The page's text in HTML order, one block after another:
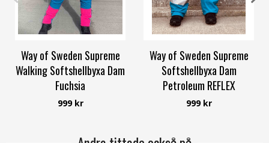
36 38 40 42
Way of Sweden Supreme
Walking Softshellbyxa Dam
Fuchsia
Way of Sweden
999 kr
34 36 40 42 44 48
Way of Sweden Supreme
Softshellbyxa Dam
Petroleum REFLEX
Way of Sweden
999 kr